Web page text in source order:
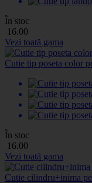
În stoc
16.00
Vezi toată gama
Cutie tip poseta color
În stoc
16.00
Vezi toată gama
Cutie cilindru+inima